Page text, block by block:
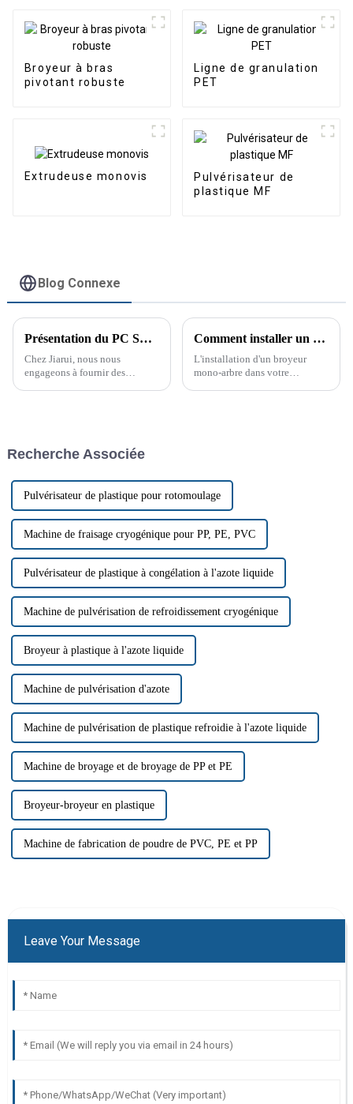
Broyeur à bras
pivotant robuste
Ligne de granulation
PET
Extrudeuse monovis
Pulvérisateur de
plastique MF
Blog Connexe
Présentation du PC STRONG CRUSHER de Jiarui : la solution ultime pour le broyage et le recyclage du plastique
Chez Jiarui, nous nous
engageons à fournir des
machine polyvalente conçue
Comment installer un broyeur à arbre unique
L'installation d'un broyeur
mono-arbre dans votre
Recherche Associée
Pulvérisateur de plastique pour rotomoulage
Machine de fraisage cryogénique pour PP, PE, PVC
Pulvérisateur de plastique à congélation à l'azote liquide
Machine de pulvérisation de refroidissement cryogénique
Broyeur à plastique à l'azote liquide
Machine de pulvérisation d'azote
Machine de pulvérisation de plastique refroidie à l'azote liquide
Machine de broyage et de broyage de PP et PE
Broyeur-broyeur en plastique
Machine de fabrication de poudre de PVC, PE et PP
Leave Your Message